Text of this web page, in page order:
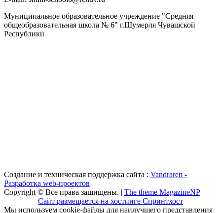
Муниципальное образовательное учреждение "Средняя
общеобразовательная школа № 6" г.Шумерля Чувашской
Республики
Создание и техническая поддержка сайта : Vandraren -
Разработка web-проектов
Copyright © Все права защищены. | The theme MagazineNP
Сайт размещается на хостинге Спринтхост
Мы используем cookie-файлы для наилучшего представления